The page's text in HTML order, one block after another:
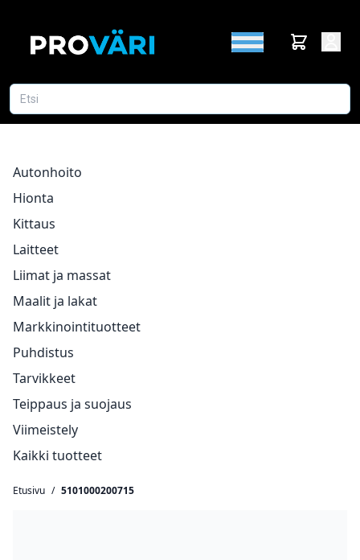
Autonhoito
Hionta
Kittaus
Laitteet
Liimat ja massat
Maalit ja lakat
Markkinointituotteet
Puhdistus
Tarvikkeet
Teippaus ja suojaus
Viimeistely
Kaikki tuotteet
Etusivu / 5101000200715